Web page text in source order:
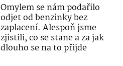
Omylem se nám podařilo
odjet od benzinky bez
zaplacení. Alespoň jsme
zjistili, co se stane a za jak
dlouho se na to přijde